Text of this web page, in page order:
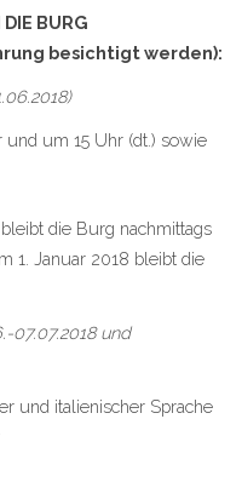
BURG
besichtigt werden):
um 15 Uhr (dt.) sowie
die Burg nachmittags
1. Januar 2018 bleibt die
07.07.2018 und
und italienischer Sprache